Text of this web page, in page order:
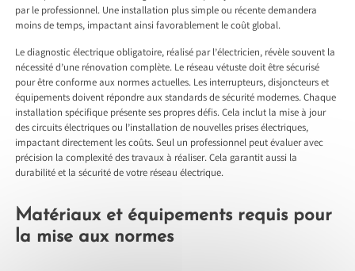
par le professionnel. Une installation plus simple ou récente demandera
moins de temps, impactant ainsi favorablement le coût global.
Le diagnostic électrique obligatoire, réalisé par l’électricien, révèle souvent la
nécessité d’une rénovation complète. Le réseau vétuste doit être sécurisé
pour être conforme aux normes actuelles. Les interrupteurs, disjoncteurs et
équipements doivent répondre aux standards de sécurité modernes. Chaque
installation spécifique présente ses propres défis. Cela inclut la mise à jour
des circuits électriques ou l’installation de nouvelles prises électriques,
impactant directement les coûts. Seul un professionnel peut évaluer avec
précision la complexité des travaux à réaliser. Cela garantit aussi la
durabilité et la sécurité de votre réseau électrique.
Matériaux et équipements requis pour
la mise aux normes